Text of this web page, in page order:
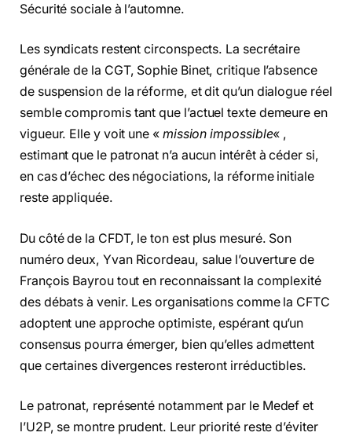
Sécurité sociale à l’automne.
Les syndicats restent circonspects. La secrétaire
générale de la CGT, Sophie Binet, critique l’absence
de suspension de la réforme, et dit qu’un dialogue réel
semble compromis tant que l’actuel texte demeure en
vigueur. Elle y voit une « mission impossible« ,
estimant que le patronat n’a aucun intérêt à céder si,
en cas d’échec des négociations, la réforme initiale
reste appliquée.
Du côté de la CFDT, le ton est plus mesuré. Son
numéro deux, Yvan Ricordeau, salue l’ouverture de
François Bayrou tout en reconnaissant la complexité
des débats à venir. Les organisations comme la CFTC
adoptent une approche optimiste, espérant qu’un
consensus pourra émerger, bien qu’elles admettent
que certaines divergences resteront irréductibles.
Le patronat, représenté notamment par le Medef et
l’U2P, se montre prudent. Leur priorité reste d’éviter